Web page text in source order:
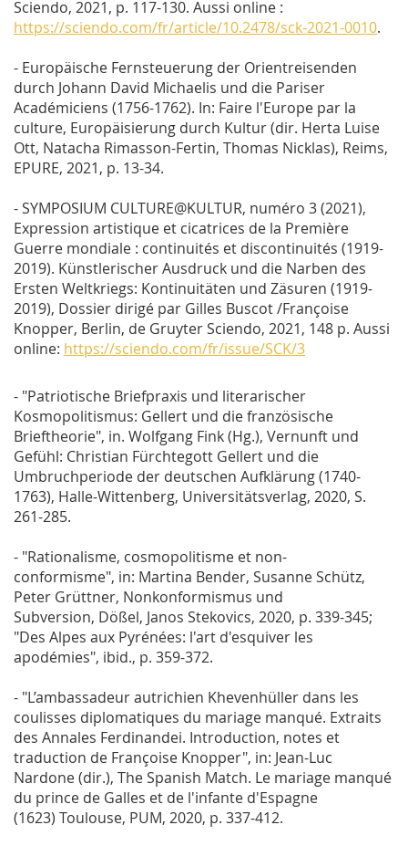
Sciendo, 2021, p. 117-130. Aussi online :
https://sciendo.com/fr/article/10.2478/sck-2021-0010.
- Europäische Fernsteuerung der Orientreisenden
durch Johann David Michaelis und die Pariser
Académiciens (1756-1762). In: Faire l'Europe par la
culture, Europäisierung durch Kultur(dir. Herta Luise
Ott, Natacha Rimasson-Fertin, Thomas Nicklas), Reims,
EPURE, 2021, p. 13-34.
- SYMPOSIUM CULTURE@KULTUR, numéro 3 (2021),
Expression artistique et cicatrices de la Première
Guerre mondiale : continuités et discontinuités (1919-
2019). Künstlerischer Ausdruck und die Narben des
Ersten Weltkriegs: Kontinuitäten und Zäsuren (1919-
2019), Dossier dirigé par Gilles Buscot /Françoise
Knopper, Berlin, de Gruyter Sciendo, 2021, 148 p. Aussi
online: https://sciendo.com/fr/issue/SCK/3
- "Patriotische Briefpraxis und literarischer
Kosmopolitismus: Gellert und die französische
Brieftheorie", in. Wolfgang Fink (Hg.), Vernunft und
Gefühl: Christian Fürchtegott Gellert und die
Umbruchperiode der deutschen Aufklärung (1740-
1763), Halle-Wittenberg, Universitätsverlag, 2020, S.
261-285.
- "Rationalisme, cosmopolitisme et non-
conformisme", in: Martina Bender, Susanne Schütz,
Peter Grüttner, Nonkonformismus und
Subversion, Dößel, Janos Stekovics, 2020, p. 339-345;
"Des Alpes aux Pyrénées: l'art d'esquiver les
apodémies", ibid., p. 359-372.
- "L’ambassadeur autrichien Khevenhüller dans les
coulisses diplomatiques du mariage manqué. Extraits
des Annales Ferdinandei. Introduction, notes et
traduction de Françoise Knopper", in: Jean-Luc
Nardone (dir.), The Spanish Match. Le mariage manqué
du prince de Galles et de l'infante d'Espagne
(1623) Toulouse, PUM, 2020, p. 337-412.